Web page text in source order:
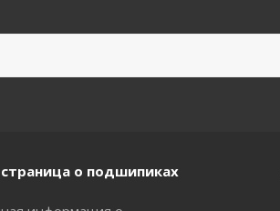
о подшипиках